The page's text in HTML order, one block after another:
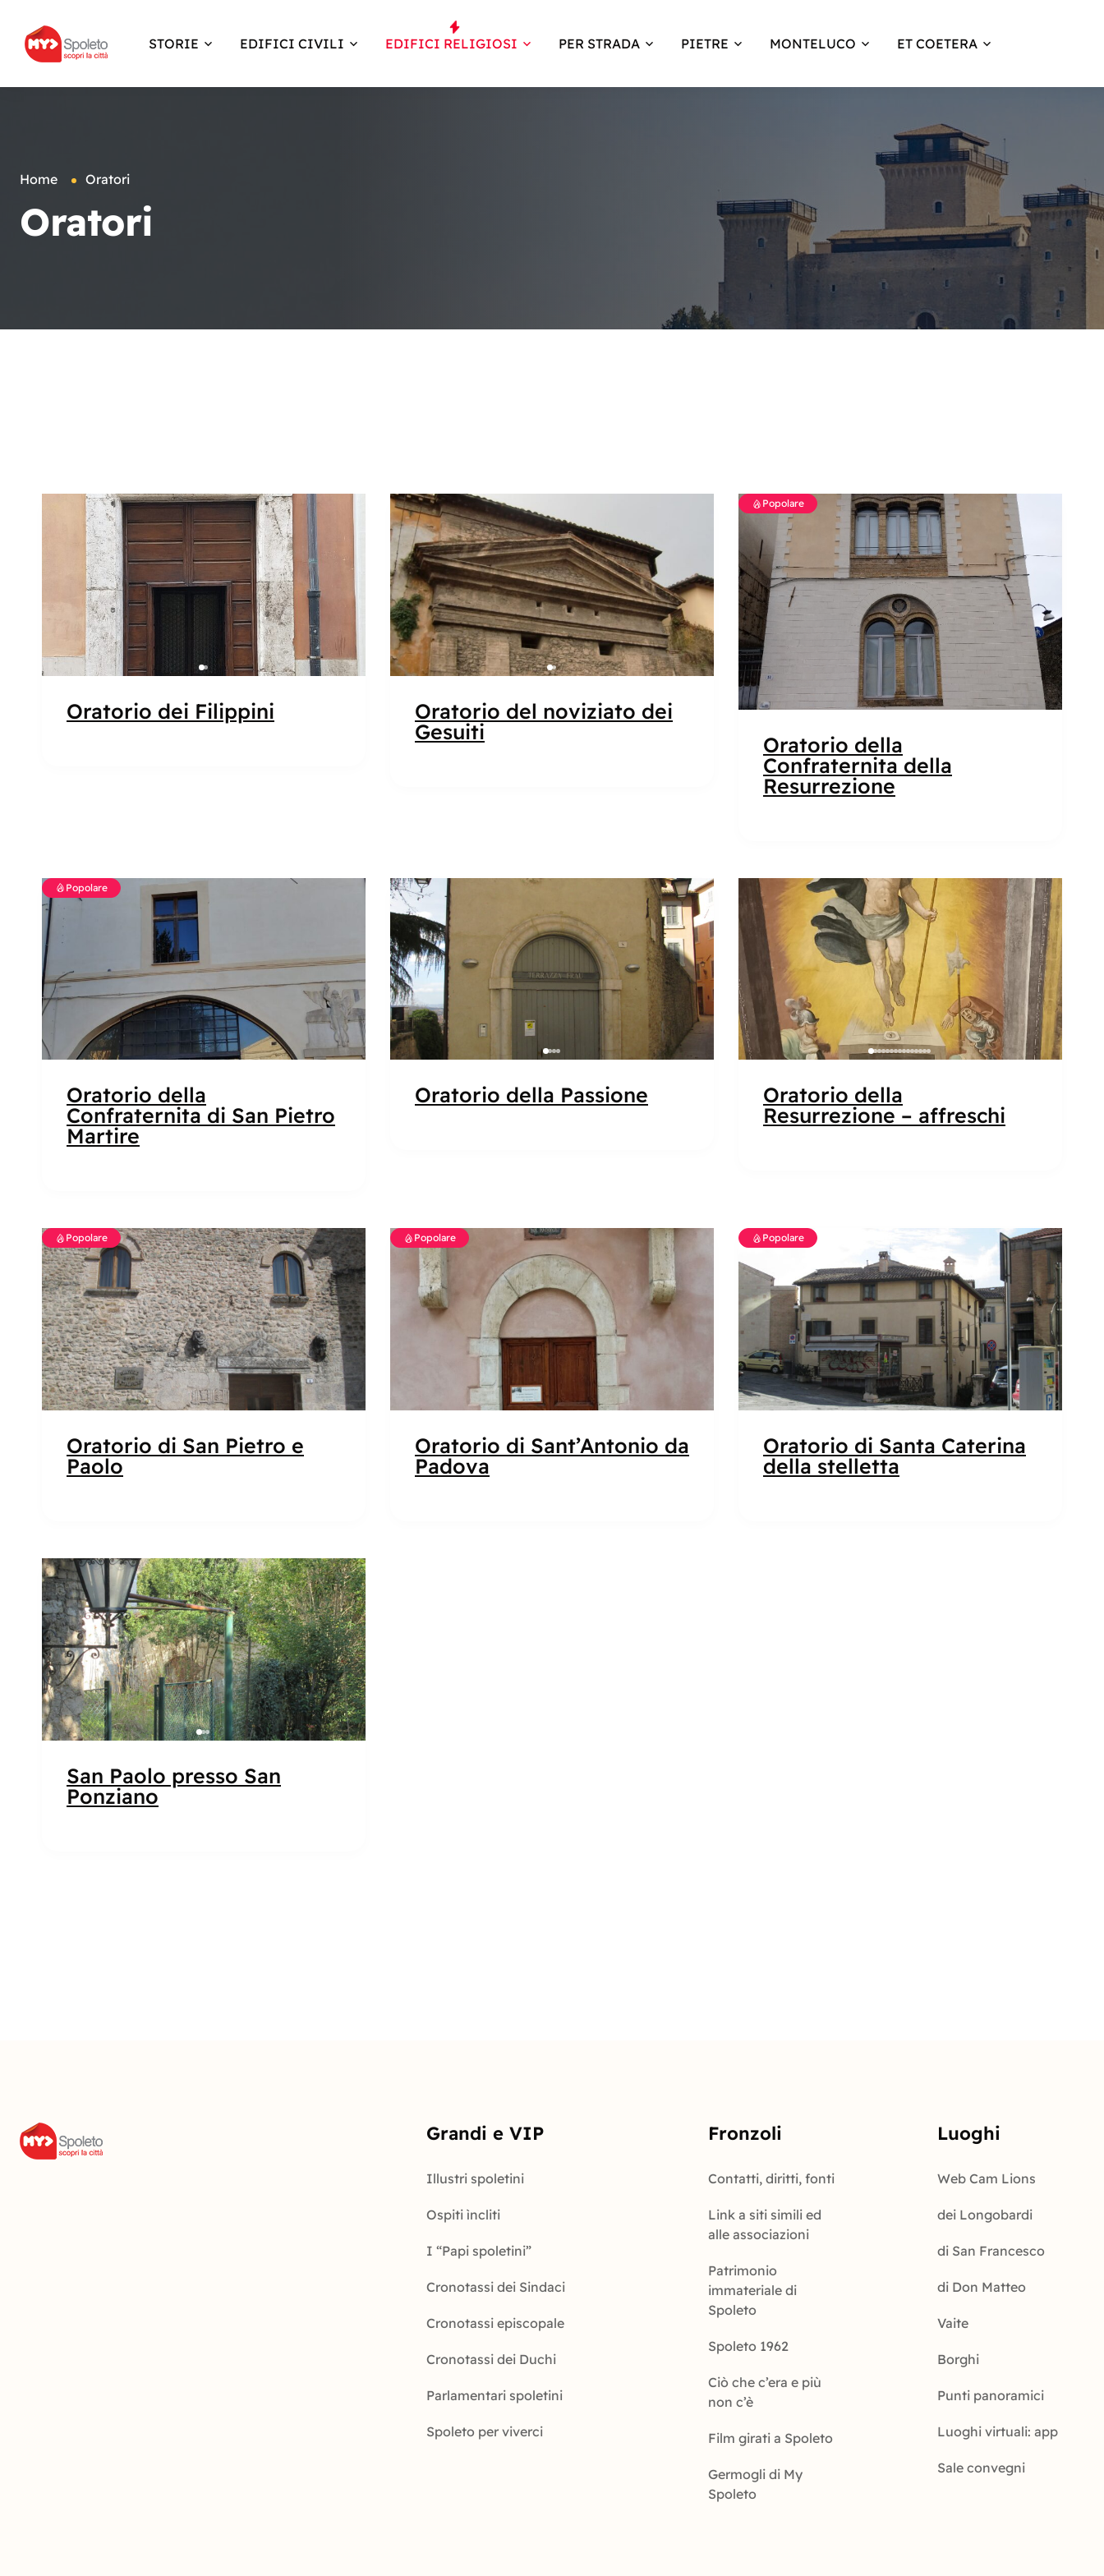
STORIE EDIFICI CIVILI EDIFICI RELIGIOSI PER STRADA PIETRE MONTELUCO ET COETERA
Home Oratori
Oratori
Popolare
Oratorio dei Filippini
Popolare
Oratorio del noviziato dei
Gesuiti
Popolare
Oratorio della
Confraternita della
Resurrezione
Popolare
Oratorio della
Confraternita di San Pietro
Martire
Popolare
Oratorio della Passione
Popolare
Oratorio della
Resurrezione – affreschi
Popolare
Oratorio di San Pietro e
Paolo
Popolare
Oratorio di Sant’Antonio da
Padova
Popolare
Oratorio di Santa Caterina
della stelletta
Popolare
San Paolo presso San
Ponziano
Grandi e VIP
Illustri spoletini
Ospiti ìncliti
I “Papi spoletini”
Cronotassi dei Sindaci
Cronotassi episcopale
Cronotassi dei Duchi
Parlamentari spoletini
Spoleto per viverci
Fronzoli
Contatti, diritti, fonti
Link a siti simili ed
alle associazioni
Patrimonio
immateriale di
Spoleto
Spoleto 1962
Ciò che c’era e più
non c’è
Film girati a Spoleto
Germogli di My
Spoleto
Luoghi
Web Cam Lions
dei Longobardi
di San Francesco
di Don Matteo
Vaite
Borghi
Punti panoramici
Luoghi virtuali: app
Sale convegni